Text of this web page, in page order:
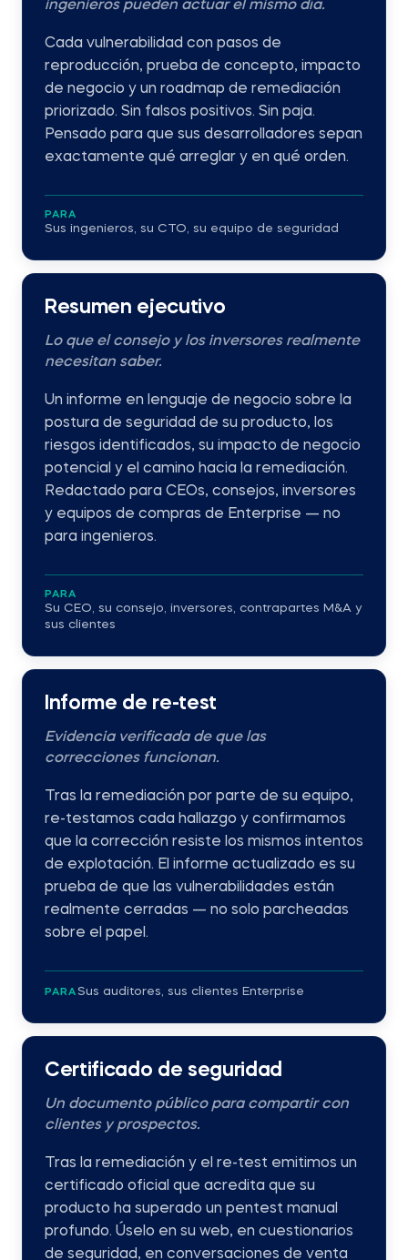
ingenieros pueden actuar el mismo día.
Cada vulnerabilidad con pasos de
reproducción, prueba de concepto, impacto
de negocio y un roadmap de remediación
priorizado. Sin falsos positivos. Sin paja.
Pensado para que sus desarrolladores sepan
exactamente qué arreglar y en qué orden.
PARA
Sus ingenieros, su CTO, su equipo de seguridad
Resumen ejecutivo
Lo que el consejo y los inversores realmente
necesitan saber.
Un informe en lenguaje de negocio sobre la
postura de seguridad de su producto, los
riesgos identificados, su impacto de negocio
potencial y el camino hacia la remediación.
Redactado para CEOs, consejos, inversores
y equipos de compras de Enterprise — no
para ingenieros.
PARA
Su CEO, su consejo, inversores, contrapartes M&A y
sus clientes
Informe de re-test
Evidencia verificada de que las
correcciones funcionan.
Tras la remediación por parte de su equipo,
re-testamos cada hallazgo y confirmamos
que la corrección resiste los mismos intentos
de explotación. El informe actualizado es su
prueba de que las vulnerabilidades están
realmente cerradas — no solo parcheadas
sobre el papel.
PARA Sus auditores, sus clientes Enterprise
Certificado de seguridad
Un documento público para compartir con
clientes y prospectos.
Tras la remediación y el re-test emitimos un
certificado oficial que acredita que su
producto ha superado un pentest manual
profundo. Úselo en su web, en cuestionarios
de seguridad, en conversaciones de venta